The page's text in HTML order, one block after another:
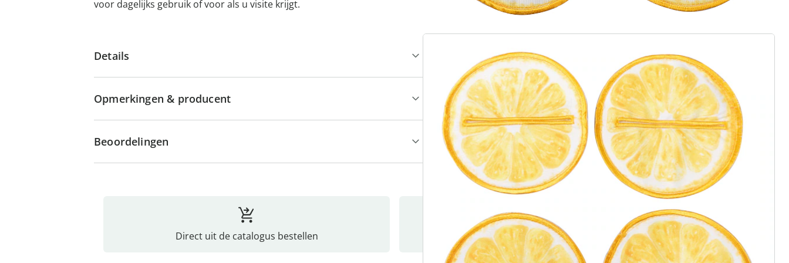
voor dagelijks gebruik of voor als u visite krijgt.
Details
Opmerkingen & producent
Beoordelingen
Direct uit de catalogus bestellen Catalogus aanvragen